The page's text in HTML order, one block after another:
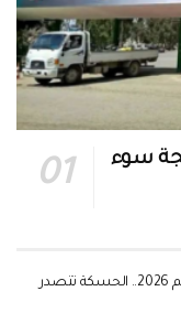
سوء
قفزة في إنتاج القمح السوري خلال موسم 2026.. الحسكة تتصدر